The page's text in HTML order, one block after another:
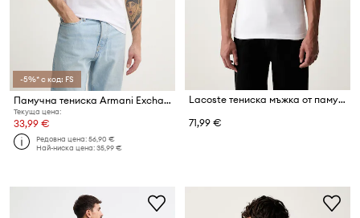
-5%* с код: FS
Памучна тениска Armani Exchange
Текуща цена:
33,99 €
Редовна цена:56,90 €
Най-ниска цена:35,99 €
Lacoste тениска мъжка от памук
71,99 €